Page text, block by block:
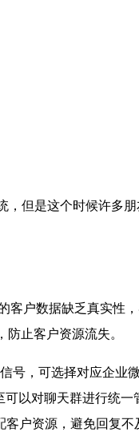
但是这个时候许多朋
户数据缺乏真实性，
止客户资源流失。
，可选择对应企业
可以对聊天群进行统
户资源，避免回复